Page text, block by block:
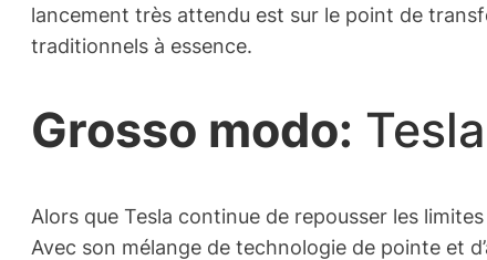
lancement très attendu est sur le point de
traditionnels à essence.
Grosso modo:
Alors que Tesla continue de repousser les
Avec son mélange de technologie de pointe et